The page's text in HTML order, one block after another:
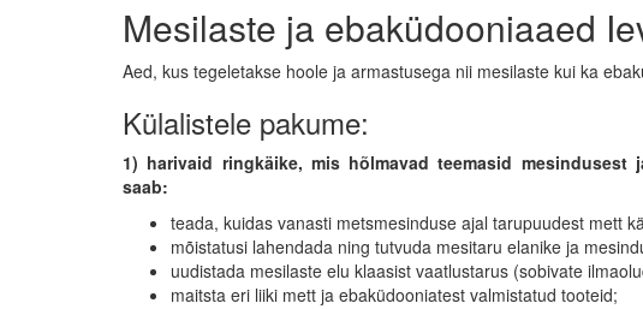
Mesilaste ja ebaküdooniaaed
Aed, kus tegeletakse hoole ja armastusega nii mesilaste kui ka
Külalistele pakume:
1) harivaid ringkäike, mis hõlmavad teemasid mesindusest
saab:
teada, kuidas vanasti metsmesinduse ajal tarupuudest mett
mõistatusi lahendada ning tutvuda mesitaru elanike ja
uudistada mesilaste elu klaasist vaatlustarus (sobivate
maitsta eri liiki mett ja ebaküdooniatest valmistatud tooteid;